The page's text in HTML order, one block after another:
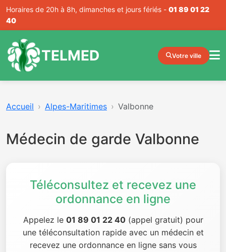
Horaires de 20h à 8h, dimanches et jours fériés - 01 89 01 22
40
TELMED Votre ville
Accueil Alpes-Maritimes Valbonne
Médecin de garde Valbonne
Téléconsultez et recevez une
ordonnance en ligne
Appelez le 01 89 01 22 40(appel gratuit) pour
une téléconsultation rapide avec un médecin et
recevez une ordonnance en ligne sans vous